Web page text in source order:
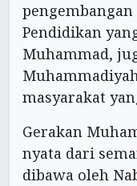
Pendidikan
Muhammad,
masyarakat
Gerakan
nyata dari
dibawa oleh